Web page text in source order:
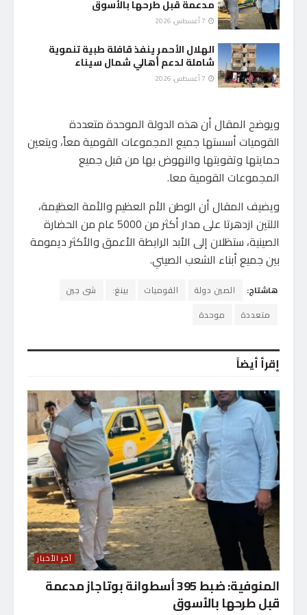
مدعمة قبل طرحها بالأسوق
الهلال الأحمر ينفذ قافلة طبية تنموية
شاملة لدعم أهالي شمال سيناء
ويوضح المقال أن هذه الدولة الموحدة متعددة
القوميات أسستها جميع المجموعات القومية معاً، ويتعين
حمايتها وتقويتها والنهوض بها من قبل جميع
المجموعات القومية معا.
ويضيف المقال أن الوطن الأم العظيم والأمة العظيمة،
اللتين ازدهرتا على مدار أكثر من 5000 عام من الحضارة
الصينية، ستظلان إلى الأبد الرابطة الأعمق والأكثر ديمومة
بين جميع أبناء الشعب الصيني.
هاشتاج: الصين دولة القوميات بينغ:
شى جين
متعددة
موحدة
إقرأ أيضاً
آخر الأخبار
المنوفية: ضبط 395 أسطوانة بوتاجاز مدعمة
قبل طرحها بالأسوق